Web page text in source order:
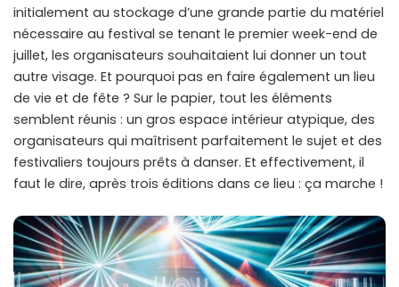
initialement au stockage d’une grande partie du matériel
nécessaire au festival se tenant le premier week-end de
juillet, les organisateurs souhaitaient lui donner un tout
autre visage. Et pourquoi pas en faire également un lieu
de vie et de fête ? Sur le papier, tout les éléments
semblent réunis : un gros espace intérieur atypique, des
organisateurs qui maîtrisent parfaitement le sujet et des
festivaliers toujours prêts à danser. Et effectivement, il
faut le dire, après trois éditions dans ce lieu : ça marche !